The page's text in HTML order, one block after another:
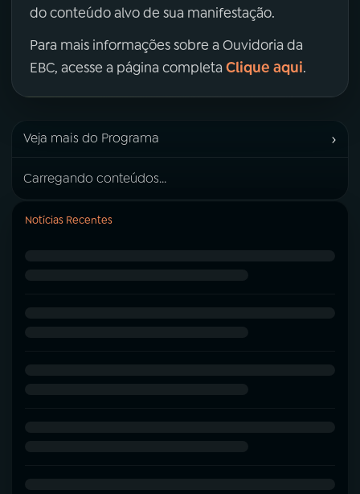
do conteúdo alvo de sua manifestação.
Para mais informações sobre a Ouvidoria da
EBC, acesse a página completa Clique aqui.
Veja mais do Programa ›
Carregando conteúdos...
Notícias Recentes